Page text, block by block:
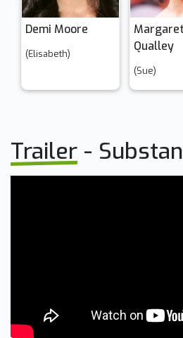
Demi Moore
(Elisabeth)
Margaret
Qualley
(Sue)
Trailer -